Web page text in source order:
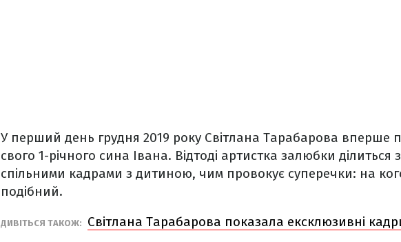
У перший день грудня 2019 року Світлана Тарабарова вперше
свого 1-річного сина Івана. Відтоді артистка залюбки
спільними кадрами з дитиною, чим провокує суперечки: на
подібний.
ДИВІТЬСЯ ТАКОЖ: Світлана Тарабарова показала ексклюзивні